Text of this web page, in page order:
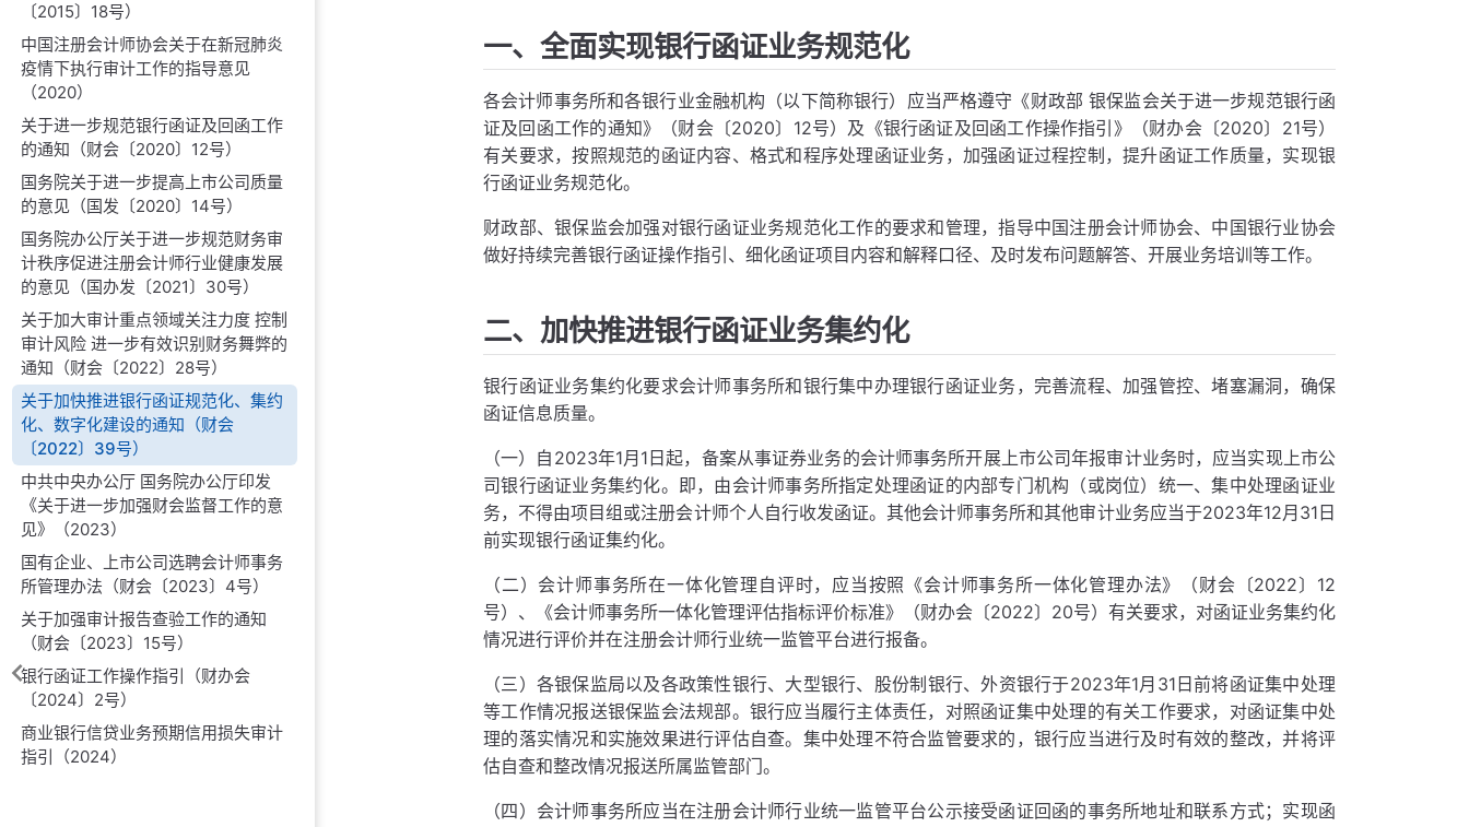
〔2015〕18号）
中国注册会计师协会关于在新冠肺炎
疫情下执行审计工作的指导意见
（2020）
关于进一步规范银行函证及回函工作
的通知（财会〔2020〕12号）
国务院关于进一步提高上市公司质量
的意见（国发〔2020〕14号）
国务院办公厅关于进一步规范财务审
计秩序促进注册会计师行业健康发展
的意见（国办发〔2021〕30号）
关于加大审计重点领域关注力度 控制
审计风险 进一步有效识别财务舞弊的
通知（财会〔2022〕28号）
关于加快推进银行函证规范化、集约
化、数字化建设的通知（财会
〔2022〕39号）
中共中央办公厅 国务院办公厅印发
《关于进一步加强财会监督工作的意
见》（2023）
国有企业、上市公司选聘会计师事务
所管理办法（财会〔2023〕4号）
关于加强审计报告查验工作的通知
（财会〔2023〕15号）
银行函证工作操作指引（财办会
〔2024〕2号）
商业银行信贷业务预期信用损失审计
指引（2024）
一、全面实现银行函证业务规范化
各会计师事务所和各银行业金融机构（以下简称银行）应当严格遵守《财政部 银保监会关于进一步规范银行函
证及回函工作的通知》（财会〔2020〕12号）及《银行函证及回函工作操作指引》（财办会〔2020〕21号）
有关要求，按照规范的函证内容、格式和程序处理函证业务，加强函证过程控制，提升函证工作质量，实现银
行函证业务规范化。
财政部、银保监会加强对银行函证业务规范化工作的要求和管理，指导中国注册会计师协会、中国银行业协会
做好持续完善银行函证操作指引、细化函证项目内容和解释口径、及时发布问题解答、开展业务培训等工作。
二、加快推进银行函证业务集约化
银行函证业务集约化要求会计师事务所和银行集中办理银行函证业务，完善流程、加强管控、堵塞漏洞，确保
函证信息质量。
（一）自2023年1月1日起，备案从事证券业务的会计师事务所开展上市公司年报审计业务时，应当实现上市公
司银行函证业务集约化。即，由会计师事务所指定处理函证的内部专门机构（或岗位）统一、集中处理函证业
务，不得由项目组或注册会计师个人自行收发函证。其他会计师事务所和其他审计业务应当于2023年12月31日
前实现银行函证集约化。
（二）会计师事务所在一体化管理自评时，应当按照《会计师事务所一体化管理办法》（财会〔2022〕12
号）、《会计师事务所一体化管理评估指标评价标准》（财办会〔2022〕20号）有关要求，对函证业务集约化
情况进行评价并在注册会计师行业统一监管平台进行报备。
（三）各银保监局以及各政策性银行、大型银行、股份制银行、外资银行于2023年1月31日前将函证集中处理
等工作情况报送银保监会法规部。银行应当履行主体责任，对照函证集中处理的有关工作要求，对函证集中处
理的落实情况和实施效果进行评估自查。集中处理不符合监管要求的，银行应当进行及时有效的整改，并将评
估自查和整改情况报送所属监管部门。
（四）会计师事务所应当在注册会计师行业统一监管平台公示接受函证回函的事务所地址和联系方式；实现函